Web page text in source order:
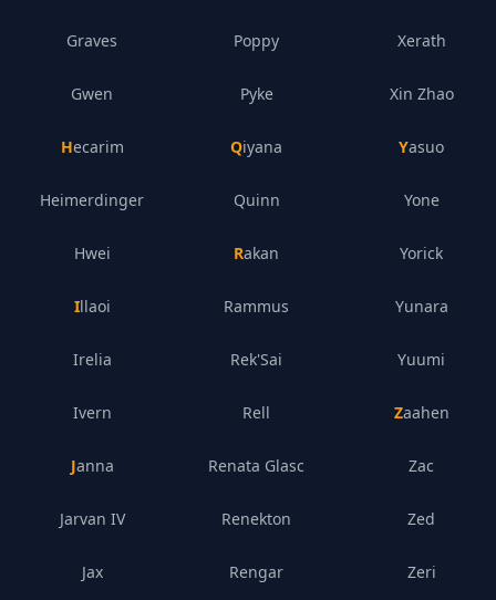
Graves
Gwen
Hecarim
Heimerdinger
Hwei
Illaoi
Irelia
Ivern
Janna
Jarvan IV
Jax
Poppy
Pyke
Qiyana
Quinn
Rakan
Rammus
Rek'Sai
Rell
Renata Glasc
Renekton
Rengar
Xerath
Xin Zhao
Yasuo
Yone
Yorick
Yunara
Yuumi
Zaahen
Zac
Zed
Zeri